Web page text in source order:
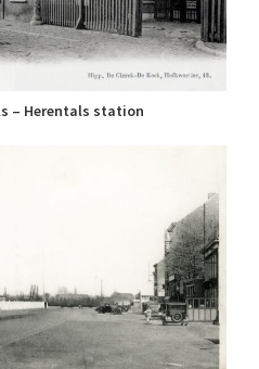
– Herentals station